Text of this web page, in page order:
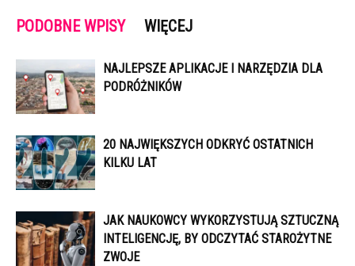
PODOBNE WPISY WIĘCEJ
NAJLEPSZE APLIKACJE I NARZĘDZIA DLA
PODRÓŻNIKÓW
20 NAJWIĘKSZYCH ODKRYĆ OSTATNICH
KILKU LAT
JAK NAUKOWCY WYKORZYSTUJĄ SZTUCZNĄ
INTELIGENCJĘ, BY ODCZYTAĆ STAROŻYTNE
ZWOJE